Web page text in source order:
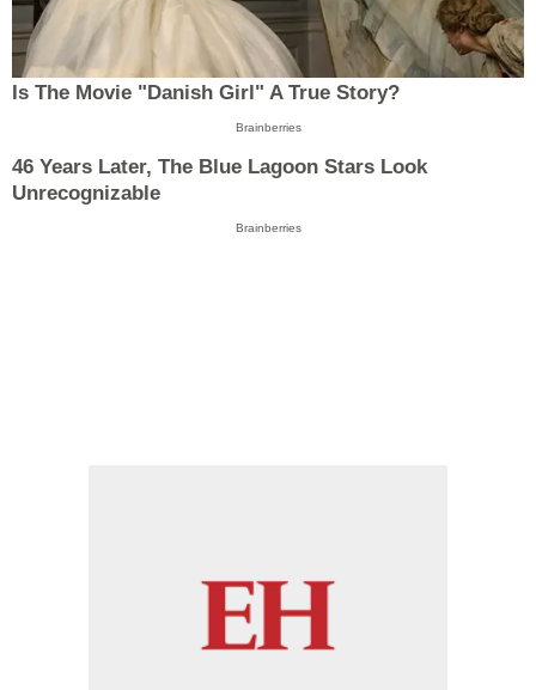
Is The Movie "Danish Girl" A True Story?
Brainberries
46 Years Later, The Blue Lagoon Stars Look
Unrecognizable
Brainberries